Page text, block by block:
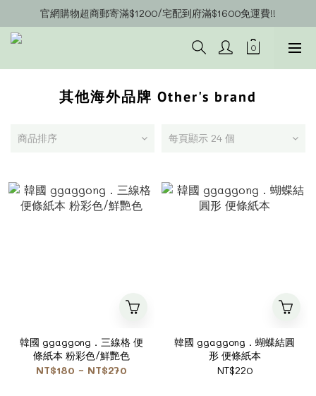
官網會員募集中~立即註冊即可獲得購物金$20!!!
官網購物超商郵寄滿$1200/宅配到府滿$1600免運費!!
官網會員募集中~立即註冊即可獲得購物金$20!!!
其他海外品牌 Other's brand
商品排序 每頁顯示 24 個
韓國 ggaggong．三線格 便
條紙本 粉彩色/鮮艷色
NT$180 ~ NT$270
韓國 ggaggong．蝴蝶結圓
形 便條紙本
NT$220